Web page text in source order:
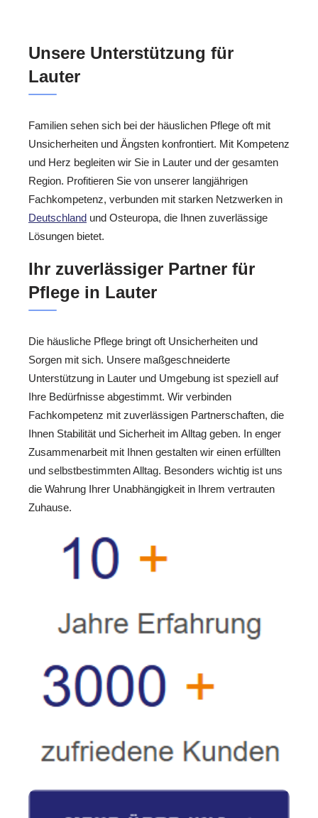
Unsere Unterstützung für
Lauter
Familien sehen sich bei der häuslichen Pflege oft mit
Unsicherheiten und Ängsten konfrontiert. Mit Kompetenz
und Herz begleiten wir Sie in Lauter und der gesamten
Region. Profitieren Sie von unserer langjährigen
Fachkompetenz, verbunden mit starken Netzwerken in
Deutschland und Osteuropa, die Ihnen zuverlässige
Lösungen bietet.
Ihr zuverlässiger Partner für
Pflege in Lauter
Die häusliche Pflege bringt oft Unsicherheiten und
Sorgen mit sich. Unsere maßgeschneiderte
Unterstützung in Lauter und Umgebung ist speziell auf
Ihre Bedürfnisse abgestimmt. Wir verbinden
Fachkompetenz mit zuverlässigen Partnerschaften, die
Ihnen Stabilität und Sicherheit im Alltag geben. In enger
Zusammenarbeit mit Ihnen gestalten wir einen erfüllten
und selbstbestimmten Alltag. Besonders wichtig ist uns
die Wahrung Ihrer Unabhängigkeit in Ihrem vertrauten
Zuhause.